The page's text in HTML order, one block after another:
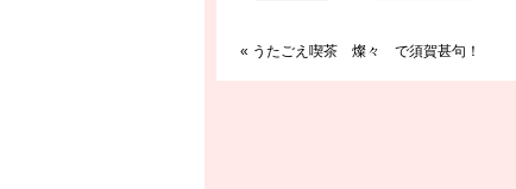
« うたごえ喫茶 燦々 で須賀甚句！